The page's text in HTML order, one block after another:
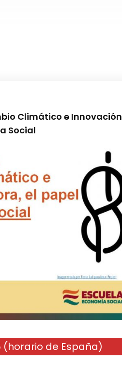
Climático e Innovación
Social
(horario de España)